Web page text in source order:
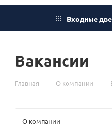
Входные
Вакансии
Главная — О компании —
О компании